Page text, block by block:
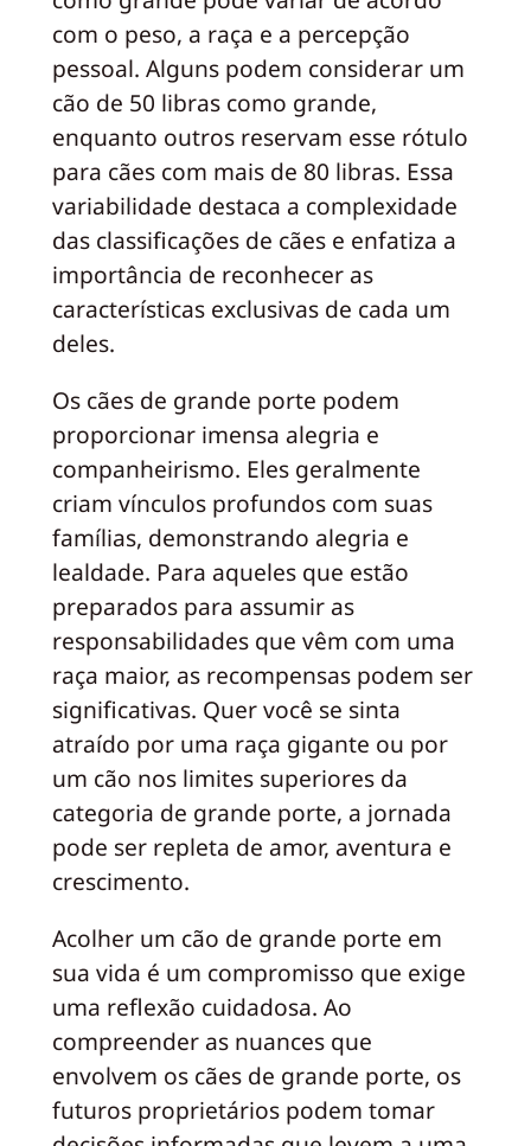
com o peso, a raça e a percepção
pessoal. Alguns podem considerar um
cão de 50 libras como grande,
enquanto outros reservam esse rótulo
para cães com mais de 80 libras. Essa
variabilidade destaca a complexidade
das classificações de cães e enfatiza a
importância de reconhecer as
características exclusivas de cada um
deles.
Os cães de grande porte podem
proporcionar imensa alegria e
companheirismo. Eles geralmente
criam vínculos profundos com suas
famílias, demonstrando alegria e
lealdade. Para aqueles que estão
preparados para assumir as
responsabilidades que vêm com uma
raça maior, as recompensas podem ser
significativas. Quer você se sinta
atraído por uma raça gigante ou por
um cão nos limites superiores da
categoria de grande porte, a jornada
pode ser repleta de amor, aventura e
crescimento.
Acolher um cão de grande porte em
sua vida é um compromisso que exige
uma reflexão cuidadosa. Ao
compreender as nuances que
envolvem os cães de grande porte, os
futuros proprietários podem tomar